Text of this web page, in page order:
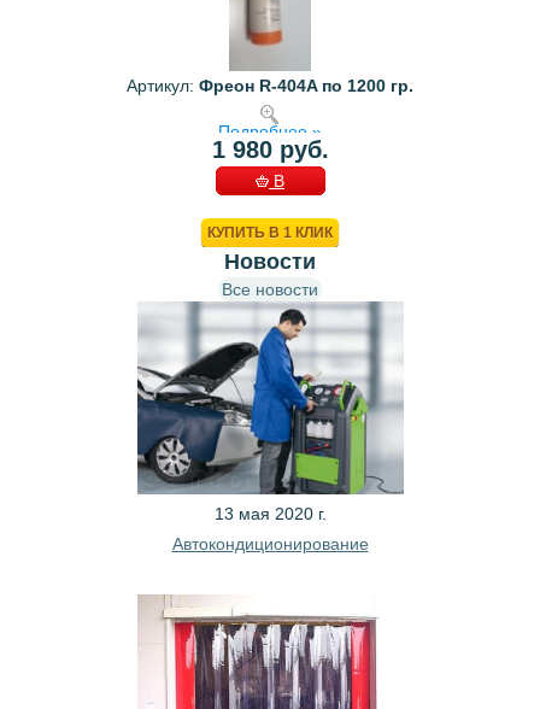
Артикул: Фреон R-404A по 1200 гр.
Подробнее »
1 980 руб.
В
КУПИТЬ В 1 КЛИК
Новости
Все новости
13 мая 2020 г.
Автокондиционирование